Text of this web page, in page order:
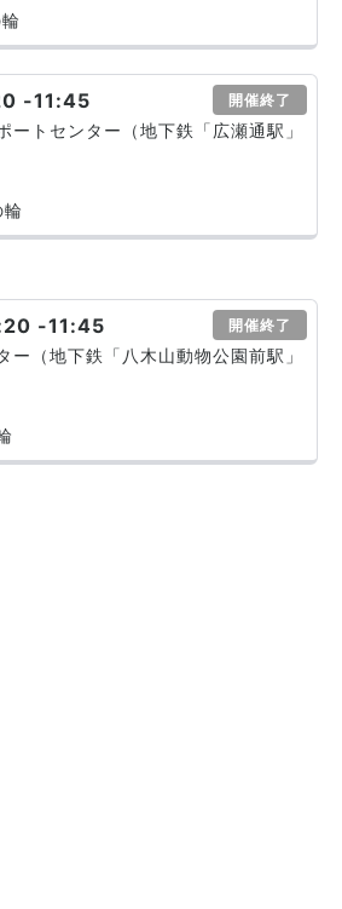
-11:45 開催終了
ートセンター（地下鉄「広瀬通駅」
-11:45 開催終了
ー（地下鉄「八木山動物公園前駅」